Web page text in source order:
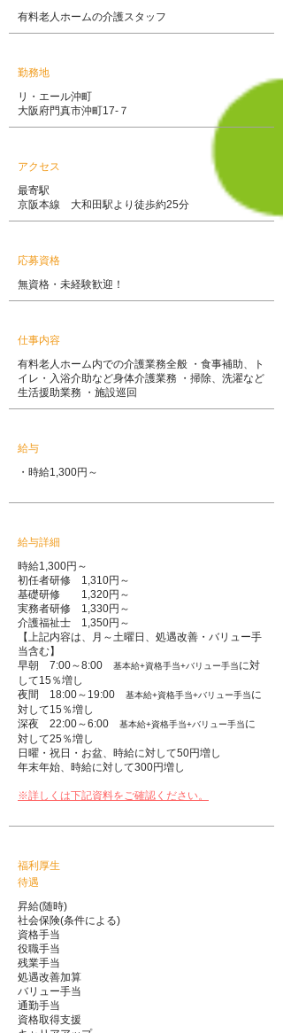
有料老人ホームの介護スタッフ
勤務地
リ・エール沖町
大阪府門真市沖町17-７
アクセス
最寄駅
京阪本線 大和田駅より徒歩約25分
応募資格
無資格・未経験歓迎！
仕事内容
有料老人ホーム内での介護業務全般 ・食事補助、ト
イレ・入浴介助など身体介護業務 ・掃除、洗濯など
生活援助業務 ・施設巡回
給与
・時給1,300円～
給与詳細
時給1,300円～
初任者研修 1,310円～
基礎研修 1,320円～
実務者研修 1,330円～
介護福祉士 1,350円～
【上記内容は、月～土曜日、処遇改善・バリュー手
当含む】
早朝 7:00～8:00
基本給+資格手当+バリュー手当に対
して15％増し
夜間 18:00～19:00
基本給+資格手当+バリュー手当に
対して15％増し
深夜 22:00～6:00
基本給+資格手当+バリュー手当に
対して25％増し
日曜・祝日・お盆、時給に対して50円増し
年末年始、時給に対して300円増し
​※詳しくは下記資料をご確認ください。
福利厚生
​待遇
昇給(随時)
社会保険(条件による)
資格手当
役職手当
残業手当
処遇改善加算
バリュー手当
通勤手当
資格取得支援